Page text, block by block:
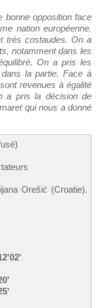
bonne opposition face
nation européenne.
très costaudes. On a
notamment dans les
On a pris les
la partie. Face à
revenues à égalité
a pris la décision de
qui nous a donné
Orešić (Croatie).